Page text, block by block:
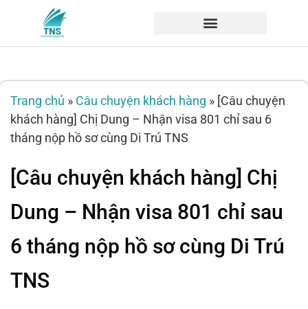
Trang chủ » Câu chuyện khách hàng » [Câu chuyện
khách hàng] Chị Dung – Nhận visa 801 chỉ sau 6
tháng nộp hồ sơ cùng Di Trú TNS
[Câu chuyện khách hàng] Chị
Dung – Nhận visa 801 chỉ sau
6 tháng nộp hồ sơ cùng Di Trú
TNS